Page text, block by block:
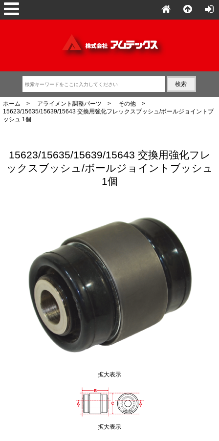
ホーム > アライメント調整パーツ > その他>
15623/15635/15639/15643 交換用強化フレックスブッシュ/ボールジョイントブ
ッシュ 1個
15623/15635/15639/15643 交換用強化フレ
ックスブッシュ/ボールジョイントブッシュ
1個
拡大表示
拡大表示